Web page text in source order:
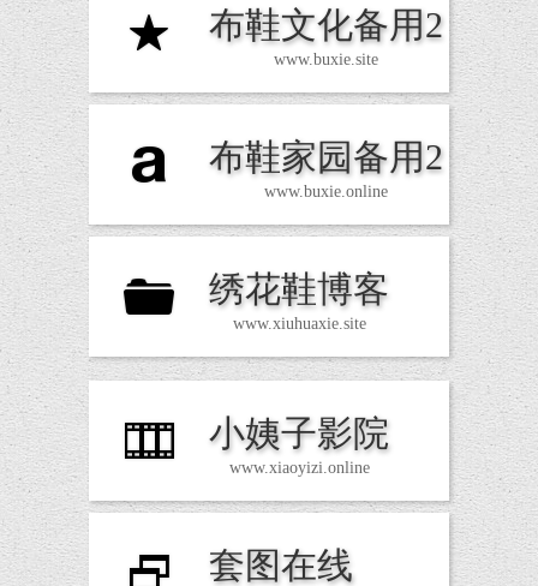
R 布鞋文化备用2
www.buxie.site
T 布鞋家园备用2
www.buxie.online
F 绣花鞋博客
www.xiuhuaxie.site
M 小姨子影院
www.xiaoyizi.online
D 套图在线